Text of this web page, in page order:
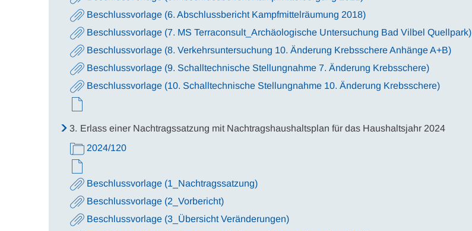
Beschlussvorlage (6. Abschlussbericht Kampfmittelräumung 2018)
Beschlussvorlage (7. MS Terraconsult_Archäologische Untersuchung Bad Vilbel Quellpark)
Beschlussvorlage (8. Verkehrsuntersuchung 10. Änderung Krebsschere Anhänge A+B)
Beschlussvorlage (9. Schalltechnische Stellungnahme 7. Änderung Krebsschere)
Beschlussvorlage (10. Schalltechnische Stellungnahme 10. Änderung Krebsschere)
3. Erlass einer Nachtragssatzung mit Nachtragshaushaltsplan für das Haushaltsjahr 2024
2024/120
Beschlussvorlage (1_Nachtragssatzung)
Beschlussvorlage (2_Vorbericht)
Beschlussvorlage (3_Übersicht Veränderungen)